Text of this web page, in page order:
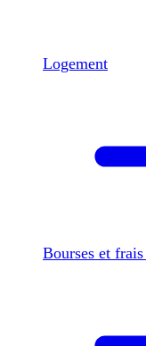
Logement
Bourses et